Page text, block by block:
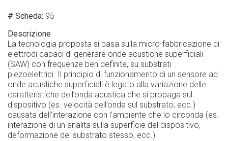
# Scheda 95
Descrizione
La tecnologia proposta si basa sulla micro-fabbricazione di
elettrodi capaci di generare onde acustiche superficiali
(SAW) con frequenze ben definite, su substrati
piezoelettrici. Il principio di funzionamento di un sensore ad
onde acustiche superficiali è legato alla variazione delle
caratteristiche dell’onda acustica che si propaga sul
dispositivo (es. velocità dell’onda sul substrato, ecc.)
causata dell’interazione con l’ambiente che lo circonda (es.
interazione di un analita sulla superficie del dispositivo,
deformazione del substrato stesso, ecc.).